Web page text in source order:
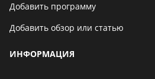
Добавить программу
Добавить обзор или статью
ИНФОРМАЦИЯ